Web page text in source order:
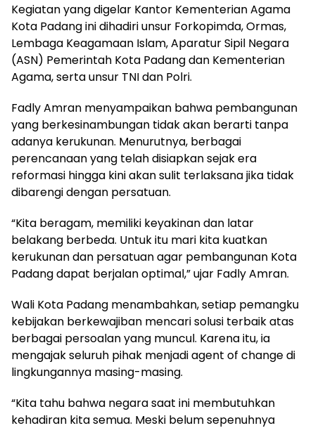
Kegiatan yang digelar Kantor Kementerian Agama
Kota Padang ini dihadiri unsur Forkopimda, Ormas,
Lembaga Keagamaan Islam, Aparatur Sipil Negara
(ASN) Pemerintah Kota Padang dan Kementerian
Agama, serta unsur TNI dan Polri.
Fadly Amran menyampaikan bahwa pembangunan
yang berkesinambungan tidak akan berarti tanpa
adanya kerukunan. Menurutnya, berbagai
perencanaan yang telah disiapkan sejak era
reformasi hingga kini akan sulit terlaksana jika tidak
dibarengi dengan persatuan.
“Kita beragam, memiliki keyakinan dan latar
belakang berbeda. Untuk itu mari kita kuatkan
kerukunan dan persatuan agar pembangunan Kota
Padang dapat berjalan optimal,” ujar Fadly Amran.
Wali Kota Padang menambahkan, setiap pemangku
kebijakan berkewajiban mencari solusi terbaik atas
berbagai persoalan yang muncul. Karena itu, ia
mengajak seluruh pihak menjadi agent of change di
lingkungannya masing-masing.
“Kita tahu bahwa negara saat ini membutuhkan
kehadiran kita semua. Meski belum sepenuhnya